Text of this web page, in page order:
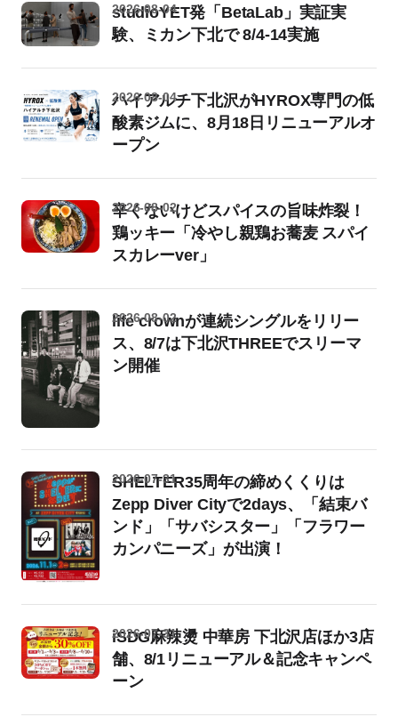
studioYET発「BetaLab」実証実
験、ミカン下北で 8/4-14実施
2026-08-04
ハイアルチ下北沢がHYROX専門の低
酸素ジムに、8月18日リニューアルオ
ープン
2026-08-04
辛くないけどスパイスの旨味炸裂！
鶏ッキー「冷やし親鶏お蕎麦 スパイ
スカレーver」
2026-08-02
life crownが連続シングルをリリー
ス、8/7は下北沢THREEでスリーマ
ン開催
2026-08-02
SHELTER35周年の締めくくりは
Zepp Diver Cityで2days、「結束バ
ンド」「サバシスター」「フラワー
カンパニーズ」が出演！
2026-07-31
iSDG麻辣燙 中華房 下北沢店ほか3店
舗、8/1リニューアル＆記念キャンペ
ーン
2026-07-31